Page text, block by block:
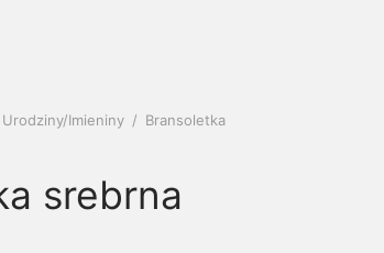
Urodziny/Imieniny / Bransoletka
srebrna